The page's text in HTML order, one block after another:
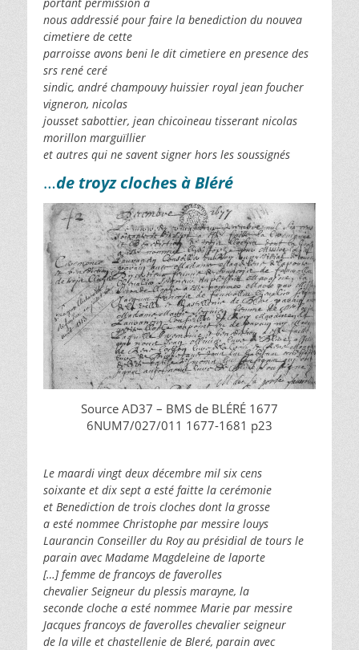
nous addressié pour faire la benediction du nouvea
cimetiere de cette
parroisse avons beni le dit cimetiere en presence des
srs rené ceré
sindic, andré champouvy huissier royal jean foucher
vigneron, nicolas
jousset sabottier, jean chicoineau tisserant nicolas
morillon marguïllier
et autres qui ne savent signer hors les soussignés
…de troyz cloches à Bléré
Source AD37 – BMS de BLÉRÉ 1677
6NUM7/027/011 1677-1681 p23
Le maardi vingt deux décembre mil six cens
soixante et dix sept a esté faitte la cerémonie
et Benediction de trois cloches dont la grosse
a esté nommee Christophe par messire louys
Laurancin Conseiller du Roy au présidial de tours le
parain avec Madame Magdeleine de laporte
[…] femme de francoys de faverolles
chevalier Seigneur du plessis marayne, la
seconde cloche a esté nommee Marie par messire
Jacques francoys de faverolles chevalier seigneur
de la ville et chastellenie de Bleré, parain avec